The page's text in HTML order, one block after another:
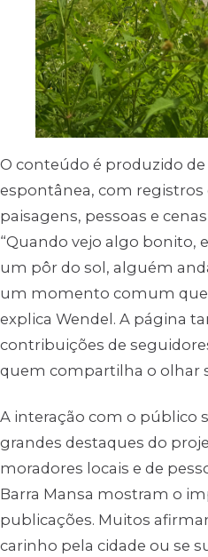
O conteúdo é produzido
espontânea, com registros
paisagens, pessoas e
“Quando vejo algo bonito,
um pôr do sol, alguém
um momento comum que
explica Wendel. A página
contribuições de
quem compartilha o olhar
A interação com o público
grandes destaques do
moradores locais e de
Barra Mansa mostram o
publicações. Muitos
carinho pela cidade ou se